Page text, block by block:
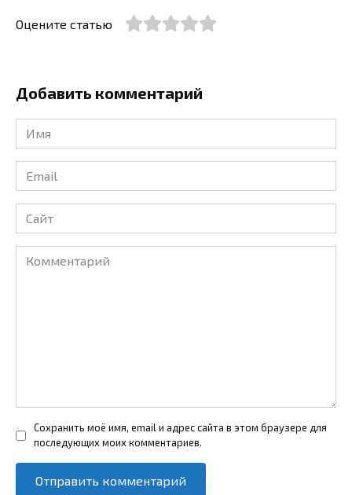
Оцените статью
Добавить комментарий
Имя
*
Email
*
Сайт
Комментарий
Сохранить моё имя, email и адрес сайта в этом браузере для
последующих моих комментариев.